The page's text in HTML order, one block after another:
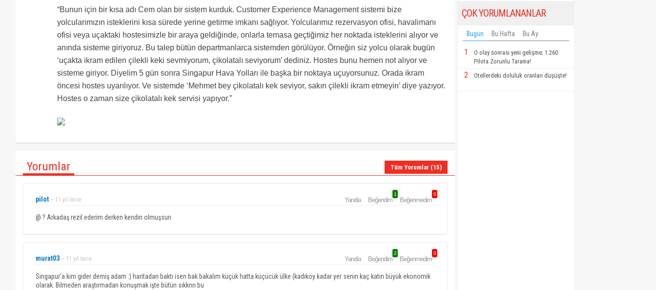
“Bunun için bir kısa adı Cem olan bir sistem kurduk. Customer Experience Management sistemi bize
yolcularımızın isteklerini kısa sürede yerine getirme imkanı sağlıyor. Yolcularımız rezervasyon ofisi, havalimanı
ofisi veya uçaktaki hostesimizle bir araya geldiğinde, onlarla temasa geçtiğimiz her noktada isteklerini alıyor ve
anında sisteme giriyoruz. Bu talep bütün departmanlarca sistemden görülüyor. Örneğin siz yolcu olarak bugün
‘uçakta ikram edilen çilekli keki sevmiyorum, çikolatalı seviyorum’ dediniz. Hostes bunu hemen not alıyor ve
sisteme giriyor. Diyelim 5 gün sonra Singapur Hava Yolları ile başka bir noktaya uçuyorsunuz. Orada ikram
öncesi hostes uyarılıyor. Ve sistemde ‘Mehmet bey çikolatalı kek seviyor, sakın çilekli ikram etmeyin’ diye yazıyor.
Hostes o zaman size çikolatalı kek servisi yapıyor.”
Yorumlar Tüm Yorumlar (15)
pilot ~ 11 yıl önce Yanıtla Beğendim
1
Beğenmedim
0
@ ? Arkadaş rezil ederim derken kendin olmuşsun
murat03 ~ 11 yıl önce Yanıtla Beğendim
2
Beğenmedim
0
Singapur'a kim gider demiş adam :) haritadan baktı isen bak bakalım küçük hatta küçücük ülke (kadıköy kadar yer senin kaç katın büyük ekonomik
olarak. Bilmeden araştırmadan konuşmak işte bütün sıkknrı bu
ÇOK YORUMLANANLAR
Bugün Bu Hafta Bu Ay
1
O olay sonrası yeni gelişme; 1.260
Pilota Zorunlu Tarama!
2 Otellerdeki doluluk oranları düşüşte!